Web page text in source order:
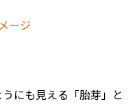
にも見える「胎芽」と